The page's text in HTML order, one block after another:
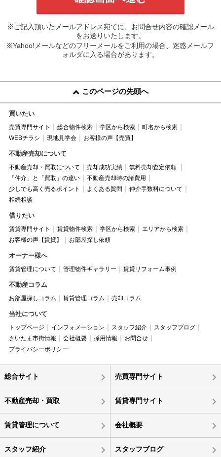
※ご記入頂いたメールアドレス宛てに、お問合せ内容の確認メール
をお送りいたします。
※Yahoo!メールなどのフリーメールをご利用の場合、迷惑メールフ
ォルダに入る場合があります。
このページの先頭へ
買いたい
売買専門サイト 総合物件検索 学区から検索
町名から検索
WEBチラシ
現地見学会 お客様の声【売買】
不動産売却について
不動産売却・買取について 売却成功実績
無料売却査定依頼
「仲介」と「買取」の違い
不動産売却時の諸費用
少しでも高く売るポイント
よくある質問
仲介手数料について
相続相談
借りたい
賃貸専門サイト 賃貸物件検索 学区から検索
エリアから検索
お客様の声【賃貸】
お部屋探し依頼
オーナー様へ
賃貸管理について 管理物件ギャラリー 賃貸リフォーム事例
不動産コラム
お部屋探しコラム 賃貸管理コラム 売却コラム
当社について
トップページ インフォメーション スタッフ紹介
スタッフブログ
さいたま市街情報
会社概要 採用情報
お問合せ
プライバシーポリシー
総合サイト 売買専門サイト
不動産売却・買取 賃貸専門サイト
賃貸管理について 会社概要
スタッフ紹介 スタッフブログ